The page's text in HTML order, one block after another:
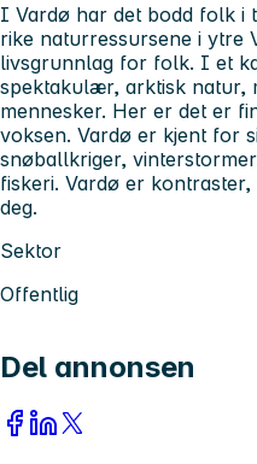
I Vardø har det bodd folk i
rike naturressursene i ytre
livsgrunnlag for folk. I et
spektakulær, arktisk natur,
mennesker. Her er det er
voksen. Vardø er kjent for
snøballkriger,
fiskeri. Vardø er
deg.
Sektor
Offentlig
Del annonsen